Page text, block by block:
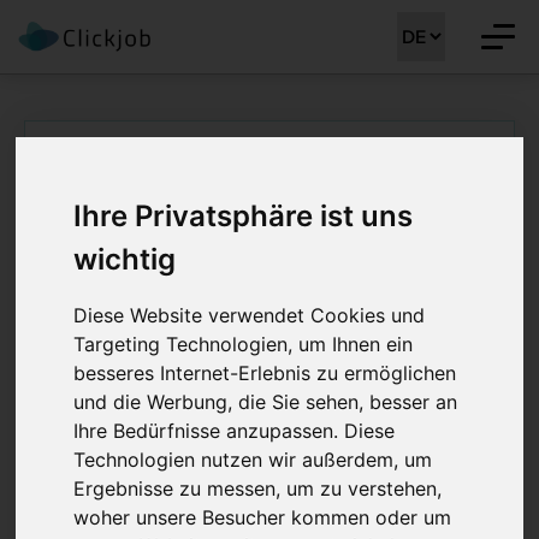
Ihre Privatsphäre ist uns
wichtig
Diese Website verwendet Cookies und
Targeting Technologien, um Ihnen ein
besseres Internet-Erlebnis zu ermöglichen
und die Werbung, die Sie sehen, besser an
Ihre Bedürfnisse anzupassen. Diese
Technologien nutzen wir außerdem, um
Ergebnisse zu messen, um zu verstehen,
woher unsere Besucher kommen oder um
Dermatologin /
Dermatologe 20 -
40%
Job Details: Ärztejobs
Stellenreferenz: CLJ-MM 41381